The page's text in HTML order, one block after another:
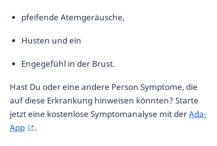
pfeifende Atemgeräusche,
Husten und ein
Engegefühl in der Brust.
Hast Du oder eine andere Person Symptome, die
auf diese Erkrankung hinweisen könnten? Starte
jetzt eine kostenlose Symptomanalyse mit derAda-
App
.